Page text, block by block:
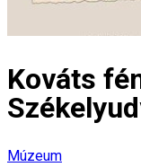
Kováts
Múzeum